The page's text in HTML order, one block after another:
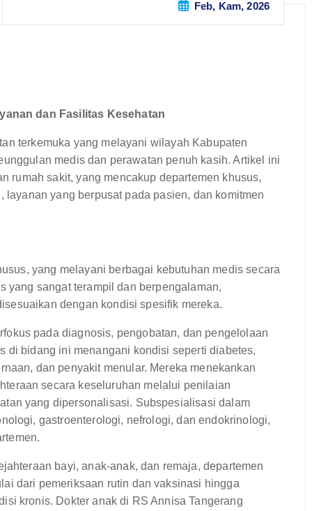
Feb, Kam, 2026
dan Fasilitas Kesehatan
terkemuka yang melayani wilayah Kabupaten
medis dan perawatan penuh kasih. Artikel ini
rumah sakit, yang mencakup departemen khusus,
yang berpusat pada pasien, dan komitmen
yang melayani berbagai kebutuhan medis secara
yang sangat terampil dan berpengalaman,
dengan kondisi spesifik mereka.
pada diagnosis, pengobatan, dan pengelolaan
di bidang ini menangani kondisi seperti diabetes,
dan penyakit menular. Mereka menekankan
secara keseluruhan melalui penilaian
yang dipersonalisasi. Subspesialisasi dalam
gastroenterologi, nefrologi, dan endokrinologi,
bayi, anak-anak, dan remaja, departemen
dari pemeriksaan rutin dan vaksinasi hingga
kronis. Dokter anak di RS Annisa Tangerang